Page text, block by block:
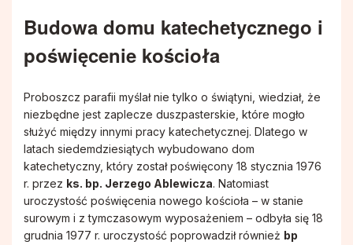
Budowa domu katechetycznego i
poświęcenie kościoła
Proboszcz parafii myślał nie tylko o świątyni, wiedział, że
niezbędne jest zaplecze duszpasterskie, które mogło
służyć między innymi pracy katechetycznej. Dlatego w
latach siedemdziesiątych wybudowano dom
katechetyczny, który został poświęcony 18 stycznia 1976
r. przez ks. bp. Jerzego Ablewicza. Natomiast
uroczystość poświęcenia nowego kościoła – w stanie
surowym i z tymczasowym wyposażeniem – odbyła się 18
grudnia 1977 r. uroczystość poprowadził również bp